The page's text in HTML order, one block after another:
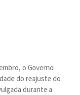
o Governo
do reajuste do
durante a